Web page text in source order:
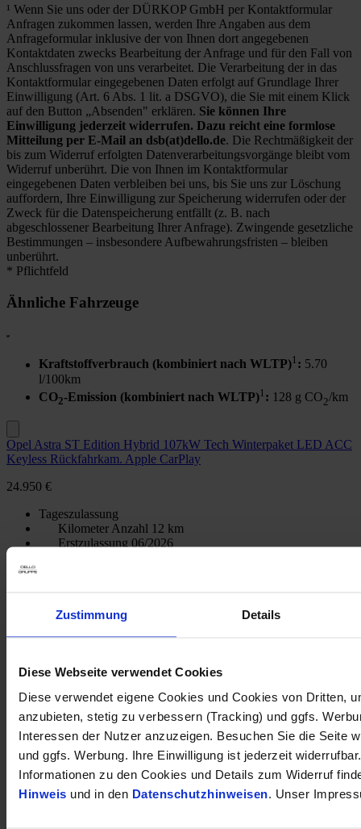
Zustimmung Details
Diese Webseite verwendet Cookies
Diese verwendet eigene Cookies und Cookies von Dritten,
anzubieten, stetig zu verbessern (Tracking) und ggfs.
Interessen der Nutzer anzuzeigen. Besuchen Sie die Seite
und ggfs. Werbung. Ihre Einwilligung ist jederzeit
Informationen zu den Cookies und Details zum Widerruf
Hinweis und in den Datenschutzhinweisen. Unser
¹ Wenn Sie uns oder der DÜRKOP GmbH per Kontaktformular
Anfragen zukommen lassen, werden Ihre Angaben aus dem
Anfrageformular inklusive der von Ihnen dort angegebenen
Kontaktdaten zwecks Bearbeitung der Anfrage und für den Fall von
Anschlussfragen von uns verarbeitet. Die Verarbeitung der in das
Kontaktformular eingegebenen Daten erfolgt auf Grundlage Ihrer
Einwilligung (Art. 6 Abs. 1 lit. a DSGVO), die Sie mit einem Klick
auf den Button „Absenden" erklären. Sie können Ihre
Einwilligung jederzeit widerrufen. Dazu reicht eine formlose
Mitteilung per E-Mail an dsb(at)dello.de. Die Rechtmäßigkeit der
bis zum Widerruf erfolgten Datenverarbeitungsvorgänge bleibt vom
Widerruf unberührt. Die von Ihnen im Kontaktformular
eingegebenen Daten verbleiben bei uns, bis Sie uns zur Löschung
auffordern, Ihre Einwilligung zur Speicherung widerrufen oder der
Zweck für die Datenspeicherung entfällt (z. B. nach
abgeschlossener Bearbeitung Ihrer Anfrage). Zwingende gesetzliche
Bestimmungen – insbesondere Aufbewahrungsfristen – bleiben
unberührt.
* Pflichtfeld
Ähnliche Fahrzeuge
Kraftstoffverbrauch (kombiniert nach WLTP)1 : 5.70
l/100km
CO2-Emission (kombiniert nach WLTP)1 : 128 g CO2/km
Opel Astra ST Edition Hybrid 107kW Tech Winterpaket LED ACC
Keyless Rückfahrkam. Apple CarPlay
24.950 €
Tageszulassung
Kilometer Anzahl 12 km
Erstzulassung 06/2026
Finanzierung möglich
wandsbek
Inkl. Mwst.
Kraftstoffverbrauch (kombiniert nach WLTP) 1 5.70
l/100km
CO -Emission (kombiniert nach WLTP)1:128 g CO /km